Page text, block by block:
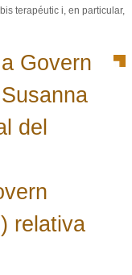
terapéutic i, en particular,
Govern
del
relativa